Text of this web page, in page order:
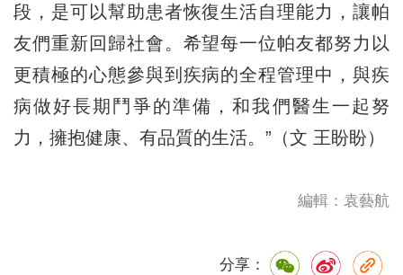
段，是可以幫助患者恢復生活自理能力，讓帕
友們重新回歸社會。希望每一位帕友都努力以
更積極的心態參與到疾病的全程管理中，與疾
病做好長期鬥爭的準備，和我們醫生一起努
力，擁抱健康、有品質的生活。”（文 王盼盼）
編輯：袁藝航
分享：